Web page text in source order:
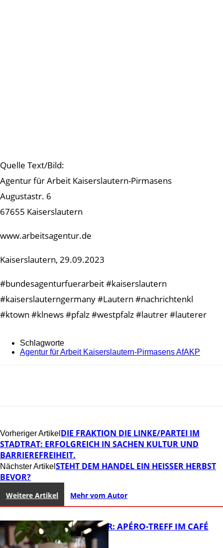
Quelle Text/Bild:
Agentur für Arbeit Kaiserslautern-Pirmasens
Augustastr. 6
67655 Kaiserslautern
www.arbeitsagentur.de
Kaiserslautern, 29.09.2023
#bundesagenturfuerarbeit #kaiserslautern
#kaiserslauterngermany #Lautern #nachrichtenkl
#ktown #klnews #pfalz #westpfalz #lautrer #lauterer
Schlagworte
Agentur für Arbeit Kaiserslautern-Pirmasens AfAKP
Vorheriger Artikel DIE FRAKTION DIE LINKE/PARTEI IM
STADTRAT: ERFOLGREICH IN SACHEN KULTUR UND
BARRIEREFREIHEIT.
Nächster Artikel STEHT DEM HANDEL EIN HEISSER HERBST B
EVOR?
Weitere Artikel Mehr vom Autor
HOT SUMMER: APÉRO-TREFF IM CAFÉ
LUMA